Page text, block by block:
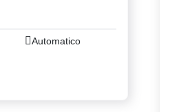
Automatico